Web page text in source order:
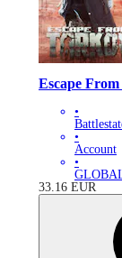
Escape
•
•
Account
•
33.16 EUR